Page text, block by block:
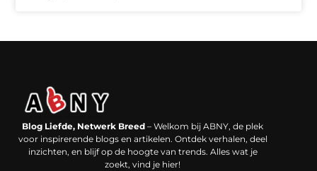
Blog Liefde, Netwerk Breed – Welkom bij ABNY, de plek
voor inspirerende blogs en artikelen. Ontdek verhalen, deel
inzichten, en blijf op de hoogte van trends. Alles wat je
zoekt, vind je hier!